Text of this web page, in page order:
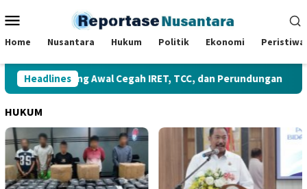
ke
Mobile
Home Nusantara Hukum Politik Ekonomi Peristiwa
Headlines
Benteng Awal Cegah IRET, TCC, dan Perundungan
HUKUM